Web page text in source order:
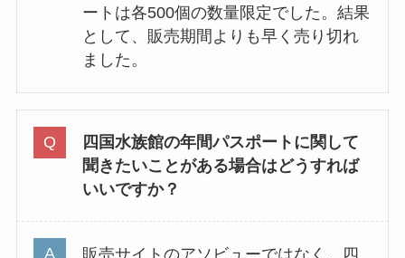
ートは各500個の数量限定でした。結果
として、販売期間よりも早く売り切れ
ました。
四国水族館の年間パスポートに関して
聞きたいことがある場合はどうすれば
いいですか？
販売サイトのアソビューではなく、四